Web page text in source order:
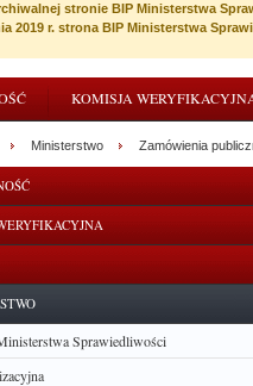
stronie BIP Ministerstwa
2019 r. strona BIP Ministerstwa
KOMISJA
Sprawiedliwości
Ministerstwo Zamówienia